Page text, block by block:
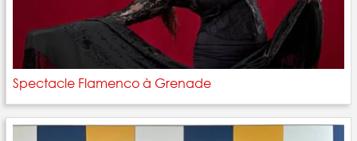
Spectacle Flamenco à Grenade